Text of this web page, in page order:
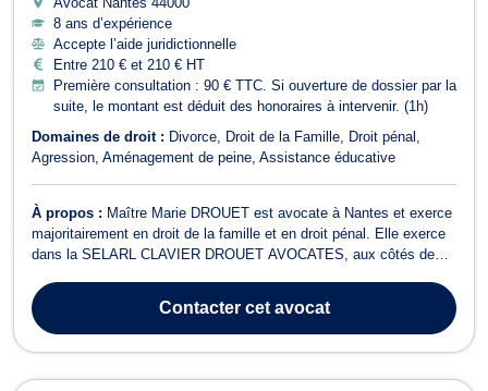
8 ans d’expérience
Accepte l’aide juridictionnelle
Entre 210 € et 210 € HT
Première consultation : 90 € TTC. Si ouverture de dossier par la
suite, le montant est déduit des honoraires à intervenir. (1h)
Domaines de droit : Divorce Droit de la Famille
Droit pénal
Agression Aménagement de peine Assistance éducative
À propos : Maître Marie DROUET est avocate à Nantes et exerce
majoritairement en droit de la famille et en droit pénal. Elle exerce
dans la SELARL CLAVIER DROUET AVOCATES, aux côtés de
famille pour des dossiers de divorce, séparation (sans mariage
préalable), liquidation ...Contactercet avocat